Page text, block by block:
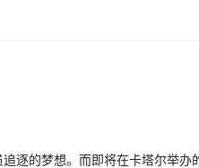
逐的梦想。而即将在卡塔尔举办